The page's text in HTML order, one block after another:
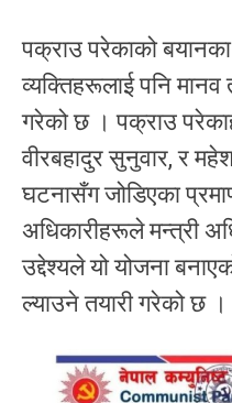
पक्राउ परेकाको
व्यक्तिहरूलाई पनि
गरेको छ । पक्राउ
वीरबहादुर सुनुवार, र
घटनासँग जोडिएका
अधिकारीहरूले मन्त्री
उद्देश्यले यो योजना
ल्याउने तयारी गरेको छ ।